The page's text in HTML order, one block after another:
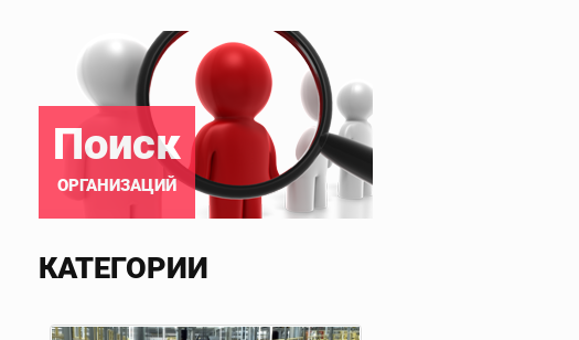
Поиск
ОРГАНИЗАЦИЙ
КАТЕГОРИИ